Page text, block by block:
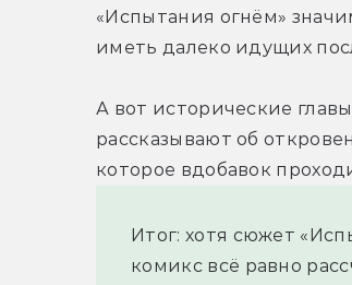
«Испытания огнём»
иметь далеко идущих
А вот исторические
рассказывают об
которое вдобавок
Итог: хотя сюжет
комикс всё равно